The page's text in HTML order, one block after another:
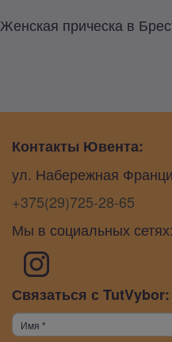
Женская прическа в
Контакты Ювента:
ул. Набережная
+375(29)725-28-65
Мы в социальных сетях:
Связаться с TutVybor: